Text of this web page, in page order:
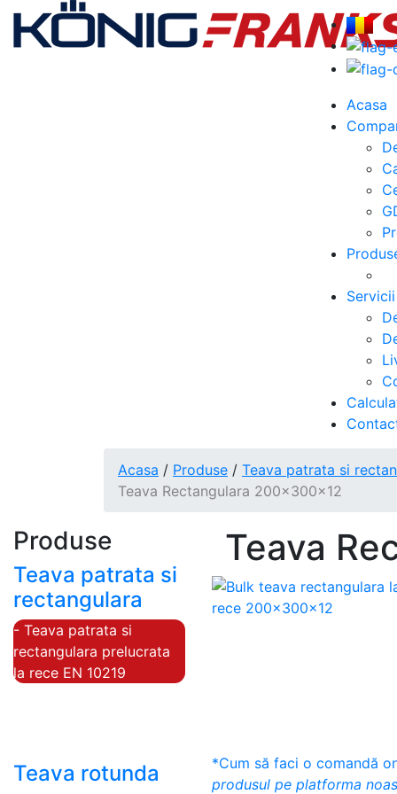
Acasa
Servicii
Acasa / Produse / Teava patrata si
Teava Rectangulara 200x300x12
Produse
Teava patrata si
rectangulara
- Teava patrata si
rectangulara prelucrata
la rece EN 10219
Teava rotunda
Teava
*Cum să faci o comandă
produsul pe platforma